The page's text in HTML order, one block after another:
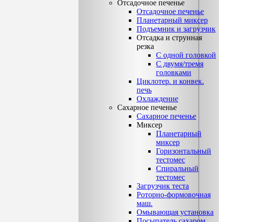
Отсадочное печенье
Отсадочное печенье
Планетарный миксер
Подъемник и загрузчик
Отсадка и струнная
резка
С одной головкой
С двумя/тремя
головками
Циклотер. и конвек.
печь
Охлаждение
Сахарное печенье
Сахарное печенье
Миксер
Планетарный
миксер
Горизонтальный
тестомес
Спиральный
тестомес
Загрузчик теста
Роторно-формовочная
маш.
Омывающая установка